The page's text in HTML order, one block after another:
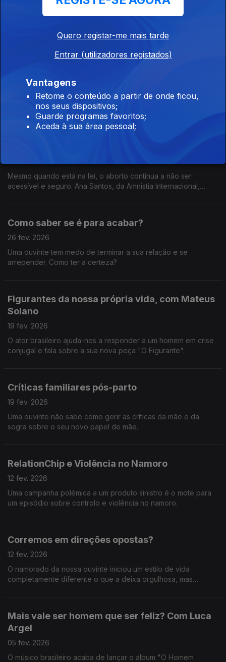
não se importa. Mas também sabe que o algoritmo do
diz isto sobre ele e sobre a relação?
05 mar. 2026
Uma amiga cobra a nossa ouvinte de ter "desaparecido"
desde que começou a namorar.
Mesmo quando está na lei, o aborto continua a não ser
acessível e seguro. Ana Santos, da Amnistia Internacional,
Como saber se é para acabar?
26 fev. 2026
Uma ouvinte tem medo de terminar a sua relação e se
arrepender. Como ter a certeza?
Figurantes da nossa própria vida, com Mateus
Solano
19 fev. 2026
O ator brasileiro ajuda-nos a responder a um homem em crise
conjugal e fala sobre a sua nova peça "O Figurante".
Críticas familiares pós-parto
19 fev. 2026
Uma ouvinte não sabe como gerir as críticas da mãe e da
sogra sobre o seu novo papel de mãe.
RelationChip e Violência no Namoro
12 fev. 2026
Uma campanha polémica a um produto sinistro é o mote para
um episódio sobre controlo e violência no namoro.
Corremos em direções opostas?
12 fev. 2026
O namorado da nossa ouvinte iniciou um estilo de vida
completamente diferente o que a deixa orgulhosa, mas
Mais vale ser homem que ser feliz? Com Luca
Argel
05 fev. 2026
O músico brasileiro acaba de lançar o álbum "O Homem
Quero registar-me mais tarde
Entrar (utilizadores registados)
Vantagens
Retome o conteúdo a partir de onde ficou,
nos seus dispositivos;
Guarde programas favoritos;
Aceda à sua área pessoal;